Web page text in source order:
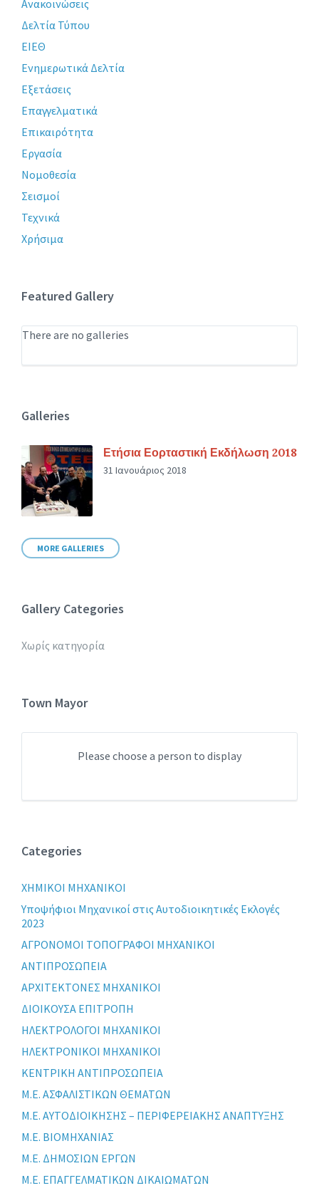
Ανακοινώσεις
Δελτία Τύπου
ΕΙΕΘ
Ενημερωτικά Δελτία
Εξετάσεις
Επαγγελματικά
Επικαιρότητα
Εργασία
Νομοθεσία
Σεισμοί
Τεχνικά
Χρήσιμα
Featured Gallery
There are no galleries
Galleries
Ετήσια Εορταστική Εκδήλωση 2018
31 Ιανουάριος 2018
MORE GALLERIES
Gallery Categories
Χωρίς κατηγορία
Town Mayor
Please choose a person to display
Categories
XHMIKOI MHXANIKOI
Yποψήφιοι Μηχανικοί στις Αυτοδιοικητικές Εκλογές
2023
ΑΓΡΟΝΟΜΟΙ ΤΟΠΟΓΡΑΦΟΙ ΜΗΧΑΝΙΚΟΙ
ΑΝΤΙΠΡΟΣΩΠΕΙΑ
ΑΡΧΙΤΕΚΤΟΝΕΣ ΜΗΧΑΝΙΚΟΙ
ΔΙΟΙΚΟΥΣΑ ΕΠΙΤΡΟΠΗ
ΗΛΕΚΤΡΟΛΟΓΟΙ ΜΗΧΑΝΙΚΟΙ
ΗΛΕΚΤΡΟΝΙΚΟΙ ΜΗΧΑΝΙΚΟΙ
ΚΕΝΤΡΙΚΗ ΑΝΤΙΠΡΟΣΩΠΕΙΑ
Μ.Ε. ΑΣΦΑΛΙΣΤΙΚΩΝ ΘΕΜΑΤΩΝ
Μ.Ε. ΑΥΤΟΔΙΟΙΚΗΣΗΣ – ΠΕΡΙΦΕΡΕΙΑΚΗΣ ΑΝΑΠΤΥΞΗΣ
Μ.Ε. ΒΙΟΜΗΧΑΝΙΑΣ
Μ.Ε. ΔΗΜΟΣΙΩΝ ΕΡΓΩΝ
Μ.Ε. ΕΠΑΓΓΕΛΜΑΤΙΚΩΝ ΔΙΚΑΙΩΜΑΤΩΝ